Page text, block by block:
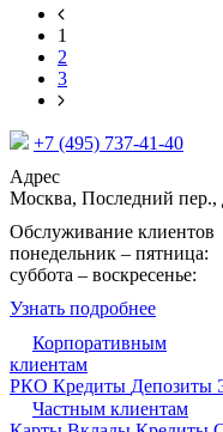
1
2
3
+7 (495) 737-41-40
Адрес
Москва, Последний пер.,
Обслуживание клиентов
понедельник – пятница:
суббота – воскресенье:
Узнать подробнее
Корпоративным
клиентам
РКО Кредиты Депозиты
Частным клиентам